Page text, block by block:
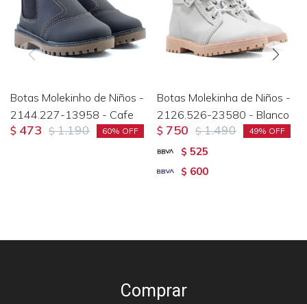
Botas Molekinho de Niños -
2144.227-13958 - Cafe
$ 473 $ 1.190 60
Botas Molekinha de Niños -
2126.526-23580 - Blanco
$ 750 $ 1.490 49
$ 525
$ 600
Comprar